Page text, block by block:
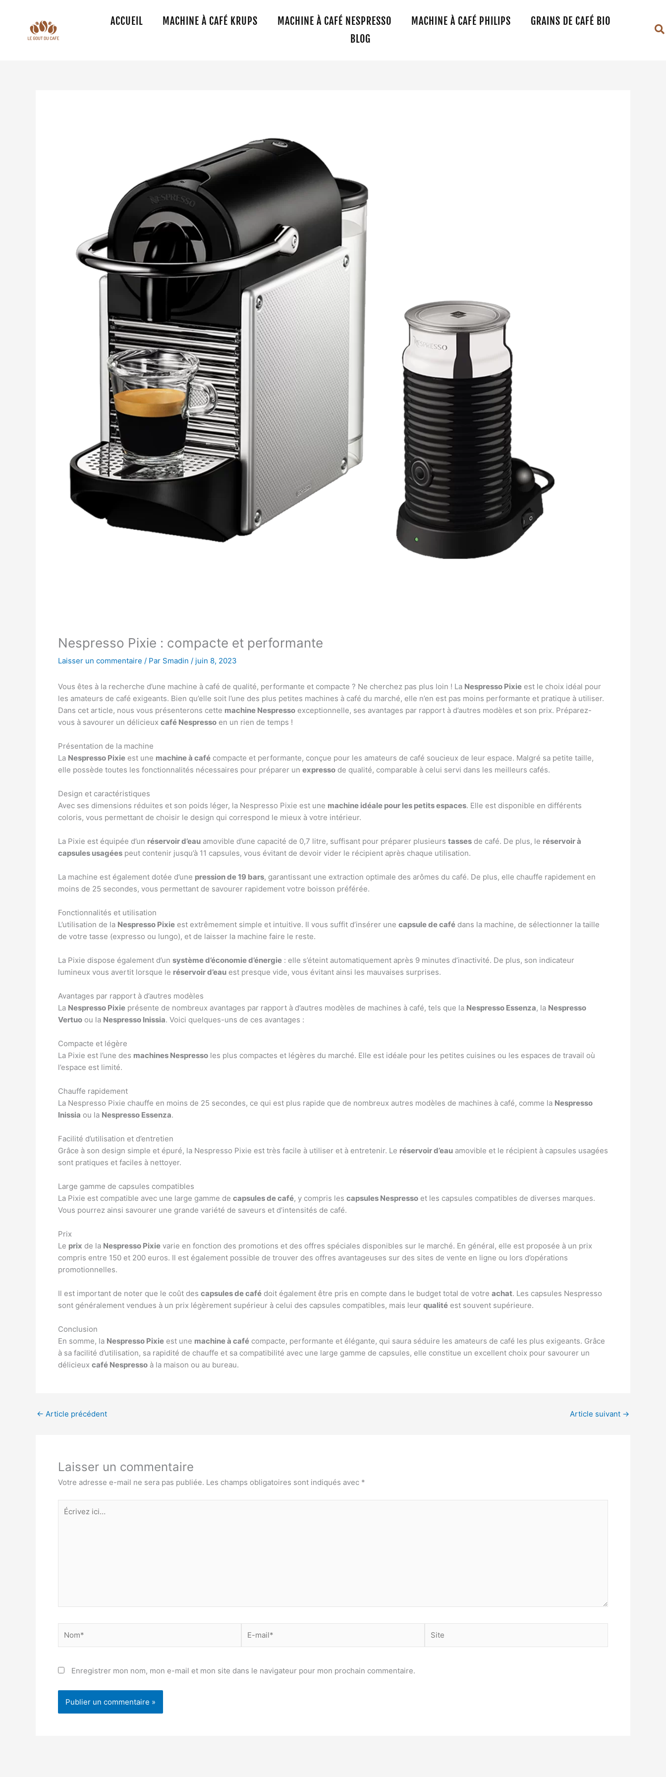
ACCUEIL MACHINE À CAFÉ KRUPS MACHINE À CAFÉ NESPRESSO MACHINE À CAFÉ PHILIPS
GRAINS DE CAFÉ BIO
BLOG
Nespresso Pixie : compacte et performante
Laisser un commentaire / Par Smadin / juin 8, 2023
Vous êtes à la recherche d’une machine à café de qualité, performante et compacte ? Ne cherchez pas plus loin ! La Nespresso Pixie est le choix idéal pour
les amateurs de café exigeants. Bien qu’elle soit l’une des plus petites machines à café du marché, elle n’en est pas moins performante et pratique à utiliser.
Dans cet article, nous vous présenterons cette machine Nespresso exceptionnelle, ses avantages par rapport à d’autres modèles et son prix. Préparez-
vous à savourer un délicieux café Nespresso en un rien de temps !
Présentation de la machine
La Nespresso Pixie est une machine à café compacte et performante, conçue pour les amateurs de café soucieux de leur espace. Malgré sa petite taille,
elle possède toutes les fonctionnalités nécessaires pour préparer un expresso de qualité, comparable à celui servi dans les meilleurs cafés.
Design et caractéristiques
Avec ses dimensions réduites et son poids léger, la Nespresso Pixie est une machine idéale pour les petits espaces. Elle est disponible en différents
coloris, vous permettant de choisir le design qui correspond le mieux à votre intérieur.
La Pixie est équipée d’un réservoir d’eau amovible d’une capacité de 0,7 litre, suffisant pour préparer plusieurs tasses de café. De plus, le réservoir à
capsules usagées peut contenir jusqu’à 11 capsules, vous évitant de devoir vider le récipient après chaque utilisation.
La machine est également dotée d’une pression de 19 bars, garantissant une extraction optimale des arômes du café. De plus, elle chauffe rapidement en
moins de 25 secondes, vous permettant de savourer rapidement votre boisson préférée.
Fonctionnalités et utilisation
L’utilisation de la Nespresso Pixie est extrêmement simple et intuitive. Il vous suffit d’insérer une capsule de café dans la machine, de sélectionner la taille
de votre tasse (expresso ou lungo), et de laisser la machine faire le reste.
La Pixie dispose également d’un système d’économie d’énergie : elle s’éteint automatiquement après 9 minutes d’inactivité. De plus, son indicateur
lumineux vous avertit lorsque le réservoir d’eau est presque vide, vous évitant ainsi les mauvaises surprises.
Avantages par rapport à d’autres modèles
La Nespresso Pixie présente de nombreux avantages par rapport à d’autres modèles de machines à café, tels que la Nespresso Essenza, la Nespresso
Vertuo ou la Nespresso Inissia. Voici quelques-uns de ces avantages :
Compacte et légère
La Pixie est l’une des machines Nespresso les plus compactes et légères du marché. Elle est idéale pour les petites cuisines ou les espaces de travail où
l’espace est limité.
Chauffe rapidement
La Nespresso Pixie chauffe en moins de 25 secondes, ce qui est plus rapide que de nombreux autres modèles de machines à café, comme la Nespresso
Inissia ou la Nespresso Essenza.
Facilité d’utilisation et d’entretien
Grâce à son design simple et épuré, la Nespresso Pixie est très facile à utiliser et à entretenir. Le réservoir d’eau amovible et le récipient à capsules usagées
sont pratiques et faciles à nettoyer.
Large gamme de capsules compatibles
La Pixie est compatible avec une large gamme de capsules de café, y compris les capsules Nespresso et les capsules compatibles de diverses marques.
Vous pourrez ainsi savourer une grande variété de saveurs et d’intensités de café.
Prix
Le prix de la Nespresso Pixie varie en fonction des promotions et des offres spéciales disponibles sur le marché. En général, elle est proposée à un prix
compris entre 150 et 200 euros. Il est également possible de trouver des offres avantageuses sur des sites de vente en ligne ou lors d’opérations
promotionnelles.
Il est important de noter que le coût des capsules de café doit également être pris en compte dans le budget total de votre achat. Les capsules Nespresso
sont généralement vendues à un prix légèrement supérieur à celui des capsules compatibles, mais leur qualité est souvent supérieure.
Conclusion
En somme, la Nespresso Pixie est une machine à café compacte, performante et élégante, qui saura séduire les amateurs de café les plus exigeants. Grâce
à sa facilité d’utilisation, sa rapidité de chauffe et sa compatibilité avec une large gamme de capsules, elle constitue un excellent choix pour savourer un
délicieux café Nespresso à la maison ou au bureau.
← Article précédent Article suivant →
Laisser un commentaire
Votre adresse e-mail ne sera pas publiée. Les champs obligatoires sont indiqués avec *
Écrivez
ici…
mail*
Enregistrer mon nom, mon e-mail et mon site dans le navigateur pour mon prochain commentaire.